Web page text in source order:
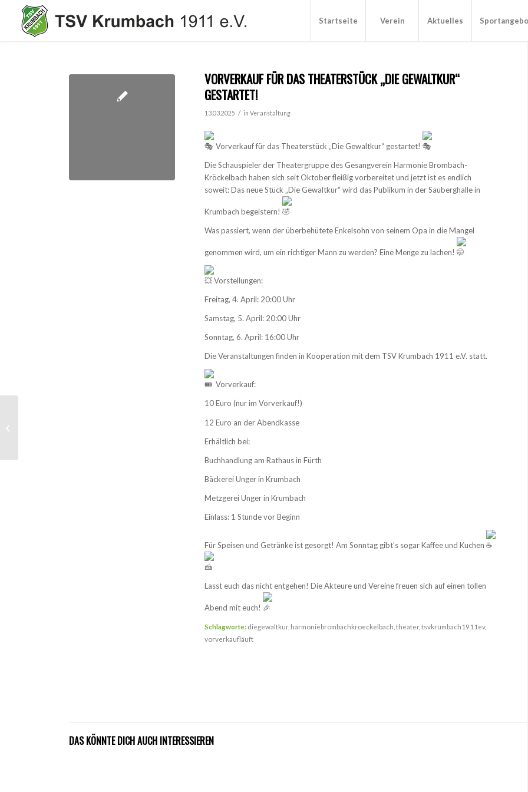
Startseite Verein Aktuelles
VORVERKAUF FÜR DAS THEATERSTÜCK „DIE GEWALTKUR“
GESTARTET!
13.03.2025 / inVeranstaltung
Vorverkauf für das Theaterstück „Die Gewaltkur“ gestartet!
Die Schauspieler der Theatergruppe des Gesangverein Harmonie Brombach-
Kröckelbach haben sich seit Oktober fleißig vorbereitet und jetzt ist es endlich
soweit: Das neue Stück „Die Gewaltkur“ wird das Publikum in der Sauberghalle in
Krumbach begeistern!
Was passiert, wenn der überbehütete Enkelsohn von seinem Opa in die Mangel
genommen wird, um ein richtiger Mann zu werden? Eine Menge zu lachen!
Vorstellungen:
Freitag, 4. April: 20:00 Uhr
Samstag, 5. April: 20:00 Uhr
Sonntag, 6. April: 16:00 Uhr
Die Veranstaltungen finden in Kooperation mit dem TSV Krumbach 1911 e.V. statt.
Vorverkauf:
10 Euro (nur im Vorverkauf!)
12 Euro an der Abendkasse
Erhältlich bei:
Buchhandlung am Rathaus in Fürth
Bäckerei Unger in Krumbach
Metzgerei Unger in Krumbach
Einlass: 1 Stunde vor Beginn
Für Speisen und Getränke ist gesorgt! Am Sonntag gibt’s sogar Kaffee und Kuchen
Lasst euch das nicht entgehen! Die Akteure und Vereine freuen sich auf einen tollen
Abend mit euch!
Schlagworte: diegewaltkur, harmoniebrombachkroeckelbach ,theater,tsvkrumbach1911ev,
vorverkaufläuft
DAS KÖNNTE DICH AUCH INTERESSIEREN